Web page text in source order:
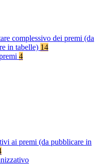
complessivo dei premi (da
in tabelle) 14
4
ai premi (da pubblicare in